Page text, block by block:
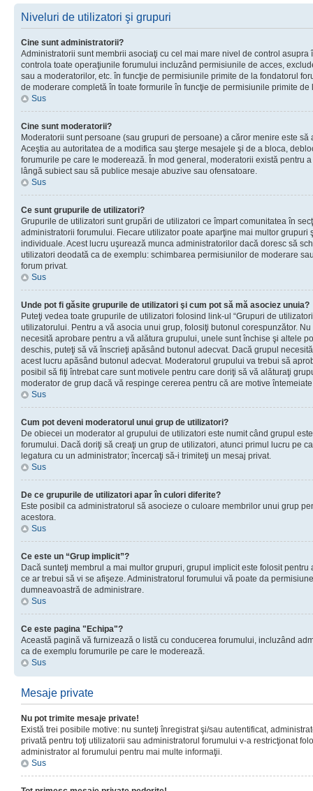
Niveluri de utilizatori şi grupuri
Cine sunt administratorii?
Administratorii sunt membrii asociaţi cu cel mai mare nivel de control asupra
controla toate operaţiunile forumului incluzând permisiunile de acces,
sau a moderatorilor, etc. în funcţie de permisiunile primite de la fondatorul
de moderare completă în toate formurile în funcţie de permisiunile primite de
Sus
Cine sunt moderatorii?
Moderatorii sunt persoane (sau grupuri de persoane) a căror menire este
Aceştia au autoritatea de a modifica sau şterge mesajele şi de a bloca,
forumurile pe care le moderează. În mod general, moderatorii există pentru
lângă subiect sau să publice mesaje abuzive sau ofensatoare.
Sus
Ce sunt grupurile de utilizatori?
Grupurile de utilizatori sunt grupări de utilizatori ce împart comunitatea în
administratorii forumului. Fiecare utilizator poate aparţine mai multor grupuri
individuale. Acest lucru uşurează munca administratorilor dacă doresc să
utilizatori deodată ca de exemplu: schimbarea permisiunilor de moderare
forum privat.
Sus
Unde pot fi găsite grupurile de utilizatori şi cum pot să mă asociez unuia?
Puteţi vedea toate grupurile de utilizatori folosind link-ul “Grupuri de
utilizatorului. Pentru a vă asocia unui grup, folosiţi butonul corespunzător.
necesită aprobare pentru a vă alătura grupului, unele sunt închise şi altele
deschis, puteţi să vă înscrieţi apăsând butonul adecvat. Dacă grupul
acest lucru apăsând butonul adecvat. Moderatorul grupului va trebui să
posibil să fiţi întrebat care sunt motivele pentru care doriţi să vă alăturaţi
moderator de grup dacă vă respinge cererea pentru că are motive
Sus
Cum pot deveni moderatorul unui grup de utilizatori?
De obiecei un moderator al grupului de utilizatori este numit când grupul
forumului. Dacă doriţi să creaţi un grup de utilizatori, atunci primul lucru pe
legatura cu un administrator; încercaţi să-i trimiteţi un mesaj privat.
Sus
De ce grupurile de utilizatori apar în culori diferite?
Este posibil ca administratorul să asocieze o culoare membrilor unui grup
acestora.
Sus
Ce este un “Grup implicit”?
Dacă sunteţi membrul a mai multor grupuri, grupul implicit este folosit
ce ar trebui să vi se afişeze. Administratorul forumului vă poate da
dumneavoastră de administrare.
Sus
Ce este pagina "Echipa"?
Această pagină vă furnizează o listă cu conducerea forumului, incluzând
ca de exemplu forumurile pe care le moderează.
Sus
Mesaje private
Nu pot trimite mesaje private!
Există trei posibile motive: nu sunteţi înregistrat şi/sau autentificat,
privată pentru toţi utilizatorii sau administratorul forumului v-a restricţionat
administrator al forumului pentru mai multe informaţii.
Sus